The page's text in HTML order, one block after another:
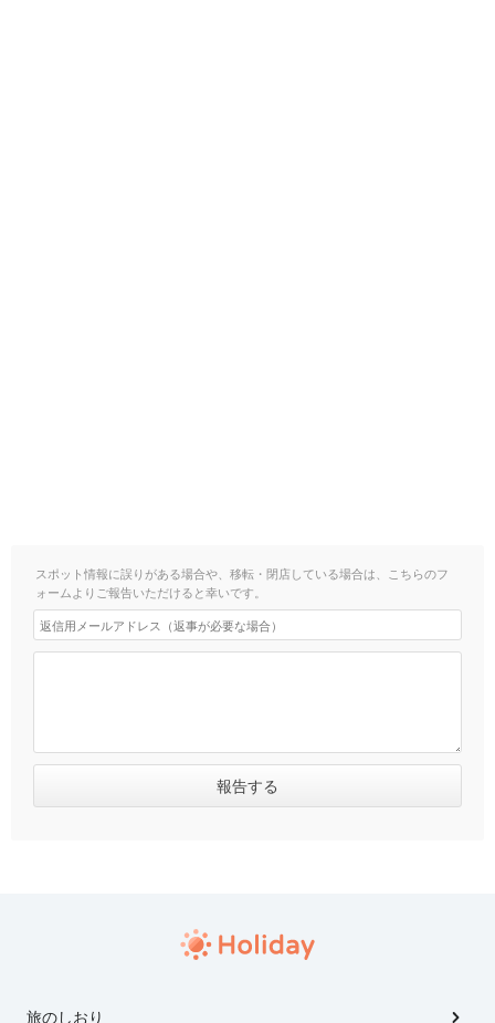
スポット情報に誤りがある場合や、移転・閉店している場合は、こちらのフ
ォームよりご報告いただけると幸いです。
旅のしおり